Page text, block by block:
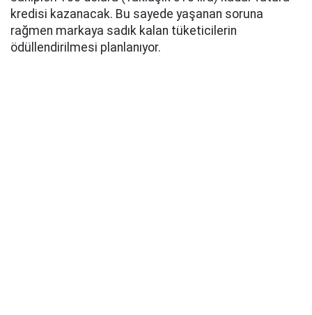
kredisi kazanacak. Bu sayede yaşanan soruna
rağmen markaya sadık kalan tüketicilerin
ödüllendirilmesi planlanıyor.